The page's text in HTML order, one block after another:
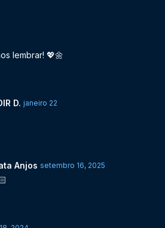
lembrar! 💖🌼
D. janeiro 22
Anjos setembro 16, 2025